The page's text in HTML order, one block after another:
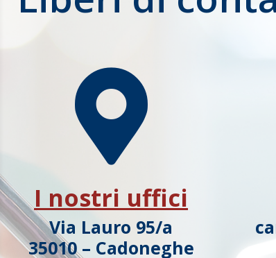

I nostri uffici
Via Lauro 95/a
35010 – Cadoneghe